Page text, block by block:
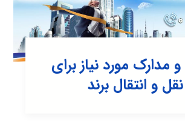
مدارک مورد نیاز برای
نقل و انتقال برند